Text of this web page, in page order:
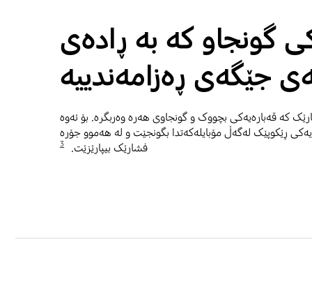
گونجاو کە بە ڕادەی
جێگەی ڕەزامەندییە
کە قەبارەیەکی بچووک و گونجاوی هەرە وەربگرە. بۆ ئەوە
ڕێکوپێک لەگەڵ مۆبایلەکەتدا بگونجێت و لە هەموو جۆرە
فشارێک بیپارێزێت.
3